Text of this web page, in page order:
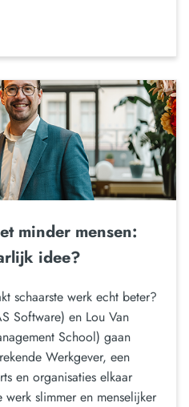
minder mensen:
idee?
schaarste werk echt beter?
Software) en Lou Van
School) gaan
Werkgever, een
en organisaties elkaar
slimmer en menselijker